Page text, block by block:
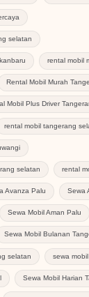
selatan
rental mobil
Rental Mobil Murah
Mobil Plus Driver
rental mobil tangerang
selatan rental
Avanza Palu Sewa
Sewa Mobil Aman Palu
Sewa Mobil Bulanan
selatan sewa
Sewa Mobil Harian